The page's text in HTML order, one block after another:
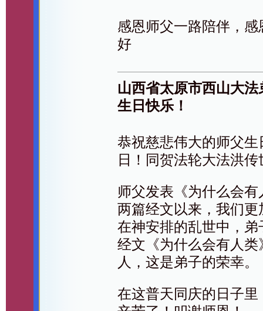
感恩师父一路陪伴，
好
山西省太原市西山大
生日快乐！
恭祝慈悲伟大的师父
日！同贺法轮大法洪
师父发表《为什么会
两篇经文以来，我们
在神安排的乱世中，
经文《为什么会有人
人，这是弟子的荣幸。
在这普天同庆的日子